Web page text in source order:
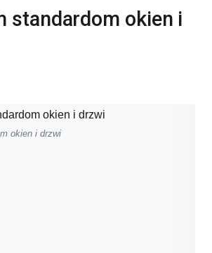
standardom okien i
okien i drzwi